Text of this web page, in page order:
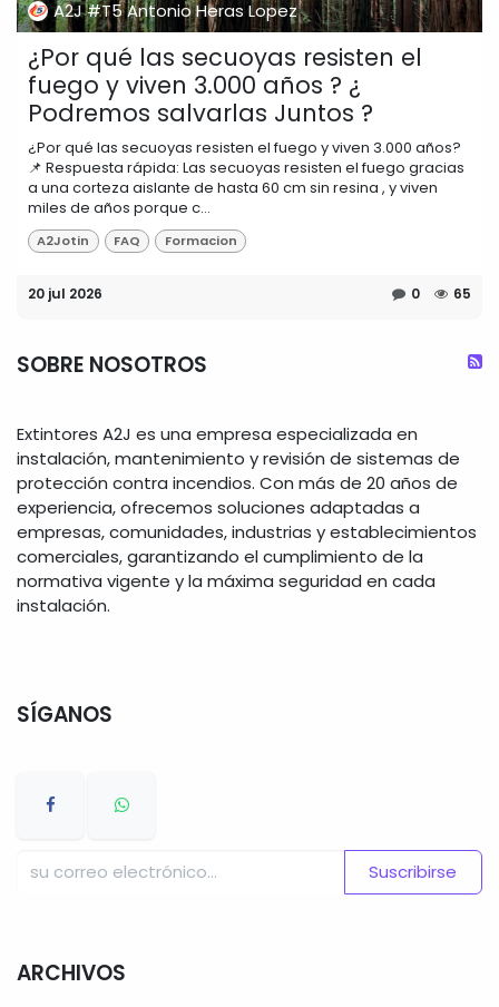
A2J #T5 Antonio Heras Lopez
¿Por qué las secuoyas resisten el
fuego y viven 3.000 años ? ¿
Podremos salvarlas Juntos ?
¿Por qué las secuoyas resisten el fuego y viven 3.000 años?
📌 Respuesta rápida: Las secuoyas resisten el fuego gracias
a una corteza aislante de hasta 60 cm sin resina , y viven
miles de años porque c...
A2Jotin FAQ Formacion
20 jul 2026 0 65
SOBRE NOSOTROS
Extintores A2J es una empresa especializada en
instalación, mantenimiento y revisión de sistemas de
protección contra incendios. Con más de 20 años de
experiencia, ofrecemos soluciones adaptadas a
empresas, comunidades, industrias y establecimientos
comerciales, garantizando el cumplimiento de la
normativa vigente y la máxima seguridad en cada
instalación.
SÍGANOS
Suscribirse
ARCHIVOS